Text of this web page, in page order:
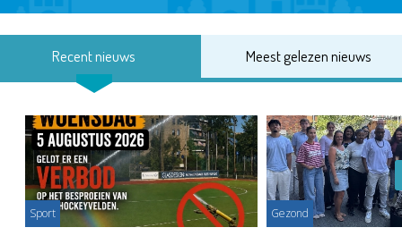
Recent nieuws Meest gelezen nieuws
Sport Gezond